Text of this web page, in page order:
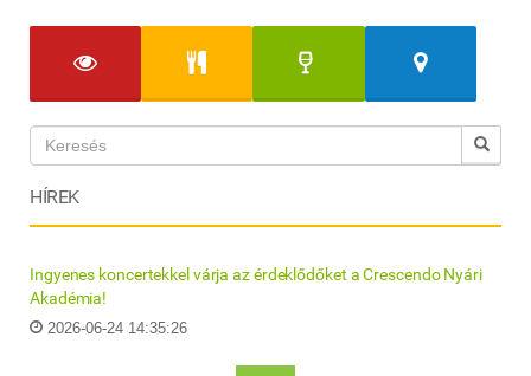
HÍREK
Ingyenes koncertekkel várja az érdeklődőket a Crescendo Nyári
Akadémia!
2026-06-24 14:35:26